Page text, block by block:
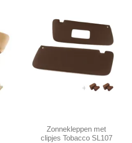
Zonnekleppen met
clipjes Tobacco SL107